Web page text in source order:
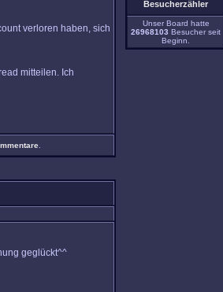
verloren haben, sich
mitteilen. Ich
.
geglückt^^
Besucherzähler
Unser Board hatte
26968103 Besucher seit
Beginn.